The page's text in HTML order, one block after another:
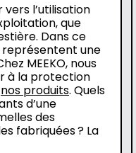
vers l’utilisation
que
Dans ce
représentent une
MEEKO, nous
à la protection
nos produits. Quels
d’une
des
fabriquées ? La